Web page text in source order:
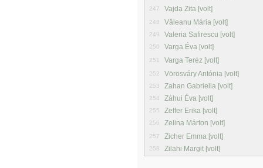
247 Vajda Zita [volt]
248 Văleanu Mária [volt]
249 Valeria Safirescu [volt]
250 Varga Éva [volt]
251 Varga Teréz [volt]
252 Vörösváry Antónia [volt]
253 Zahan Gabriella [volt]
254 Záhui Éva [volt]
255 Zeffer Erika [volt]
256 Zelina Márton [volt]
257 Zicher Emma [volt]
258 Zilahi Margit [volt]